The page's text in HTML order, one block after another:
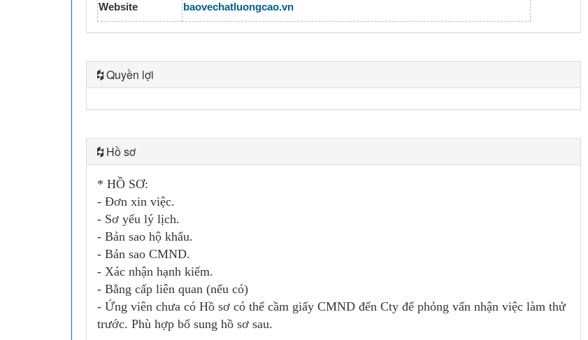
Website baovechatluongcao.vn
Quyền lợi
Hồ sơ
* HỒ SƠ:
- Đơn xin việc.
- Sơ yếu lý lịch.
- Bản sao hộ khẩu.
- Bản sao CMND.
- Xác nhận hạnh kiểm.
- Bằng cấp liên quan (nếu có)
- Ứng viên chưa có Hồ sơ có thể cầm giấy CMND đến Cty để phỏng vấn nhận việc làm thử
trước. Phù hợp bổ sung hồ sơ sau.